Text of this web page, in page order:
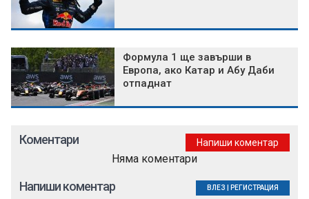
Формула 1 ще завърши в
Европа, ако Катар и Абу Даби
отпаднат
Коментари Напиши коментар
Няма коментари
Напиши коментар ВЛЕЗ РЕГИСТРАЦИЯ